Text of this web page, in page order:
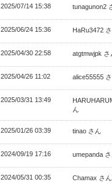
2025/07/14 15:38 tunagunon2
2025/06/24 15:36 HaRu3472
2025/04/30 22:58 atgtmwjpk さ
2025/04/26 11:02 alice55555
2025/03/31 13:49
ん
2025/01/26 03:39 tinao さん
2024/09/19 17:16 umepanda
2024/05/31 00:35 Chamax さん